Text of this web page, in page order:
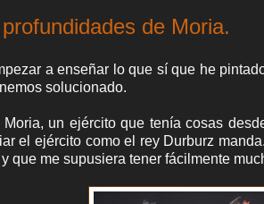
de Moria.
a enseñar lo que sí que he
solucionado.
un ejército que tenía cosas
el ejército como el rey Durburz
que me supusiera tener fácilmente